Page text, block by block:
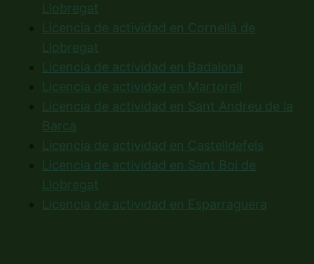
Llobregat
Licencia de actividad en Cornellà de
Llobregat
Licencia de actividad en Badalona
Licencia de actividad en Martorell
Licencia de actividad en Sant Andreu de la
Barca
Licencia de actividad en Castelldefels
Licencia de actividad en Sant Boi de
Llobregat
Licencia de actividad en Esparraguera